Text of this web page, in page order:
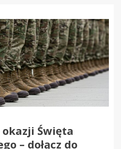
Święta
– dołącz do